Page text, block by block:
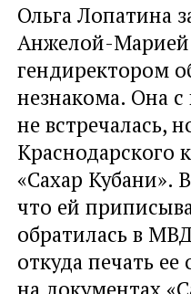
Ольга Лопатина
Анжелой-Марией
гендиректором
незнакома. Она
не встречалась,
Краснодарского
«Сахар Кубани».
что ей
обратилась в
откуда печать